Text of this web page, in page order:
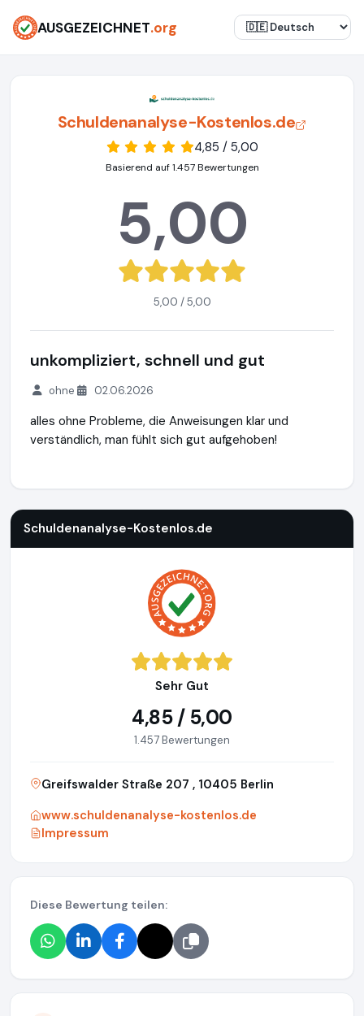
AUSGEZEICHNET.org
Schuldenanalyse-Kostenlos.de
4,85 / 5,00
Basierend auf 1.457 Bewertungen
5,00
5,00 / 5,00
unkompliziert, schnell und gut
ohne 02.06.2026
alles ohne Probleme, die Anweisungen klar und
verständlich, man fühlt sich gut aufgehoben!
Schuldenanalyse-Kostenlos.de
Sehr Gut
4,85 / 5,00
1.457 Bewertungen
Greifswalder Straße 207 , 10405 Berlin
www.schuldenanalyse-kostenlos.de
Impressum
Diese Bewertung teilen: